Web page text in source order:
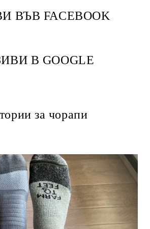
ВЪВ FACEBOOK
В GOOGLE
за чорапи